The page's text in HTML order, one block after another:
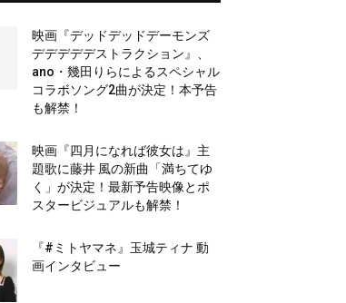
映画『デッドデッドデーモンズ
デデデデデストラクション』、
ano・幾田りらによるスペシャル
コラボソング2曲が決定！本予告
も解禁！
映画『四月になれば彼女は』主
題歌に藤井 風の新曲「満ちてゆ
く」が決定！最新予告映像とポ
スタービジュアルも解禁！
『#ミトヤマネ』玉城ティナ 動
画インタビュー